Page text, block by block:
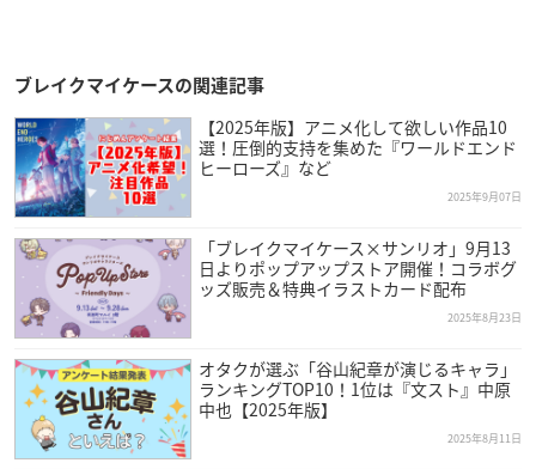
ブレイクマイケースの関連記事
【2025年版】アニメ化して欲しい作品10
選！圧倒的支持を集めた『ワールドエンド
ヒーローズ』など
2025年9月07日
「ブレイクマイケース×サンリオ」9月13
日よりポップアップストア開催！コラボグ
ッズ販売＆特典イラストカード配布
2025年8月23日
オタクが選ぶ「谷山紀章が演じるキャラ」
ランキングTOP10！1位は『文スト』中原
中也【2025年版】
2025年8月11日